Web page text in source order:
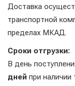
Доставка
транспортной
пределах МКАД.
Сроки отгрузки:
В день
дней при наличии